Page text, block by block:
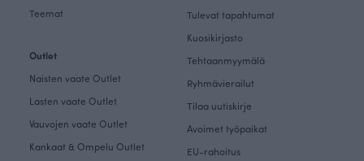
Teemat
Outlet
Naisten vaate Outlet
Lasten vaate Outlet
Vauvojen vaate Outlet
Kankaat & Ompelu Outlet
Tulevat tapahtumat
Kuosikirjasto
Tehtaanmyymälä
Ryhmävierailut
Tilaa uutiskirje
Avoimet työpaikat
EU-rahoitus